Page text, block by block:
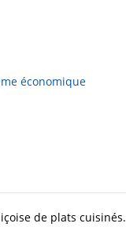
économique
de plats cuisinés.